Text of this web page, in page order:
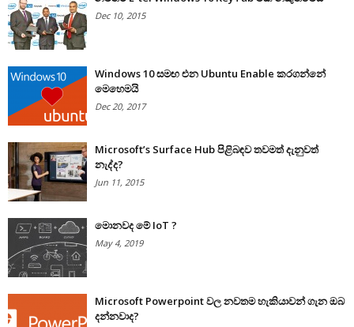
Dec 10, 2015
Windows 10 සමඟ එන Ubuntu Enable කරගන්නේ
මෙහෙමයි
Dec 20, 2017
Microsoft’s Surface Hub පිළිබඳව තවමත් දැනුවත්
නැද්ද?
Jun 11, 2015
මොනවද මේ IoT ?
May 4, 2019
Microsoft Powerpoint වල නවතම හැකියාවන් ගැන ඔබ
දන්නවාද?